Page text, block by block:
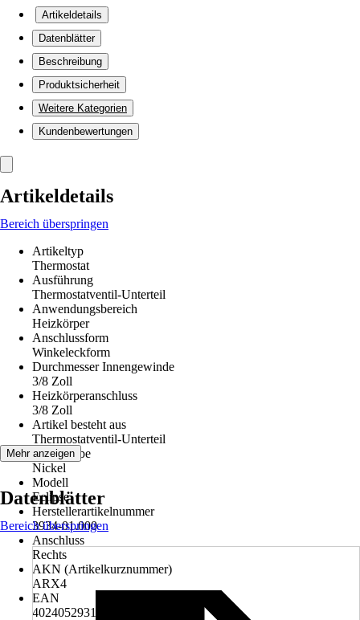
Artikeldetails
Datenblätter
Beschreibung
Produktsicherheit
Weitere Kategorien
Kundenbewertungen
Artikeldetails
Bereich überspringen
Artikeltyp
Thermostat
Ausführung
Thermostatventil-Unterteil
Anwendungsbereich
Heizkörper
Anschlussform
Winkeleckform
Durchmesser Innengewinde
3/8 Zoll
Heizkörperanschluss
3/8 Zoll
Artikel besteht aus
Thermostatventil-Unterteil
Grundfarbe
Nickel
Modell
Eclipse
Herstellerartikelnummer
3934-01.000
Anschluss
Rechts
AKN (Artikelkurznummer)
ARX4
EAN
4024052931118
Mehr anzeigen
Datenblätter
Bereich überspringen